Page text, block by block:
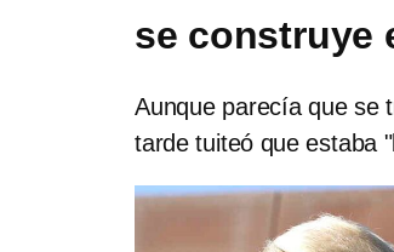
se construye
Aunque parecía que se
tarde tuiteó que estaba